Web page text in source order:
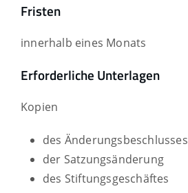
Fristen
innerhalb eines Monats
Erforderliche Unterlagen
Kopien
des Änderungsbeschlusses
der Satzungsänderung
des Stiftungsgeschäftes